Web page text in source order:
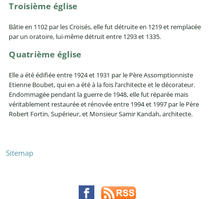
Troisième église
Bâtie en 1102 par les Croisés, elle fut détruite en 1219 et remplacée
par un oratoire, lui-même détruit entre 1293 et 1335.
Quatrième église
Elle a été édifiée entre 1924 et 1931 par le Père Assomptionniste
Etienne Boubet, qui en a été à la fois l’architecte et le décorateur.
Endommagée pendant la guerre de 1948, elle fut réparée mais
véritablement restaurée et rénovée entre 1994 et 1997 par le Père
Robert Fortin, Supérieur, et Monsieur Samir Kandah, architecte.
Sitemap